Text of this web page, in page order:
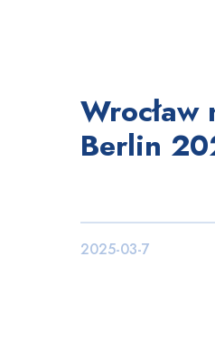
Wrocław
Berlin
2025-03-7